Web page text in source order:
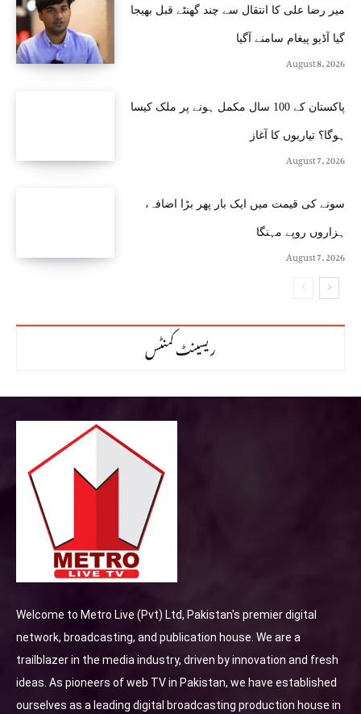
Welcome to Metro Live (Pvt) Ltd, Pakistan's premier digital
network, broadcasting, and publication house. We are a
trailblazer in the media industry, driven by innovation and fresh
ideas. As pioneers of web TV in Pakistan, we have established
ourselves as a leading digital broadcasting production house in